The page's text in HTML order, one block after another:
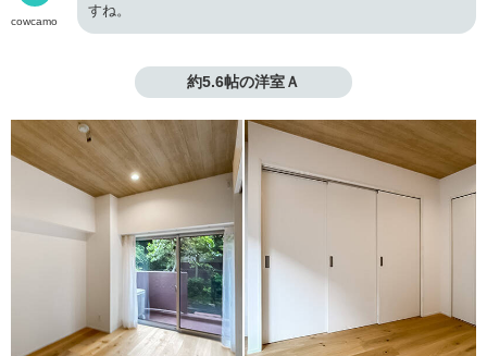
cowcamo
すね。
約5.6帖の洋室Ａ